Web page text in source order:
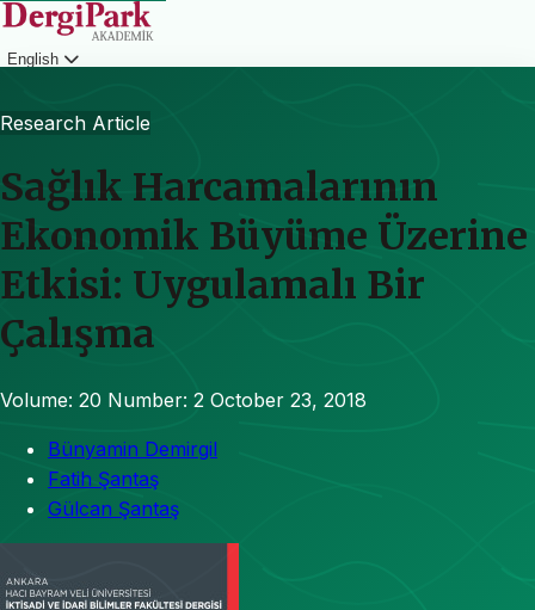
English
Research Article
Sağlık Harcamalarının
Ekonomik Büyüme Üzerine
Etkisi: Uygulamalı Bir
Çalışma
Volume: 20 Number: 2 October 23, 2018
Bünyamin Demirgil
Fatih Şantaş
Gülcan Şantaş